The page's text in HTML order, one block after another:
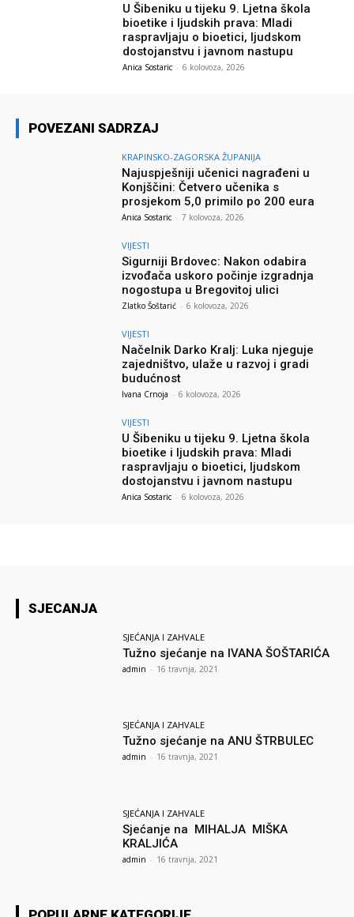
U Šibeniku u tijeku 9. Ljetna škola
bioetike i ljudskih prava: Mladi
raspravljaju o bioetici, ljudskom
dostojanstvu i javnom nastupu
Anica Sostaric - 6 kolovoza, 2026
POVEZANI SADRZAJ
KRAPINSKO-ZAGORSKA ŽUPANIJA
Najuspješniji učenici nagrađeni u
Konjščini: Četvero učenika s
prosjekom 5,0 primilo po 200 eura
Anica Sostaric - 7 kolovoza, 2026
VIJESTI
Sigurniji Brdovec: Nakon odabira
izvođača uskoro počinje izgradnja
nogostupa u Bregovitoj ulici
Zlatko Šoštarić - 6 kolovoza, 2026
VIJESTI
Načelnik Darko Kralj: Luka njeguje
zajedništvo, ulaže u razvoj i gradi
budućnost
Ivana Crnoja - 6 kolovoza, 2026
VIJESTI
U Šibeniku u tijeku 9. Ljetna škola
bioetike i ljudskih prava: Mladi
raspravljaju o bioetici, ljudskom
dostojanstvu i javnom nastupu
Anica Sostaric - 6 kolovoza, 2026
SJECANJA
SJEĆANJA I ZAHVALE
Tužno sjećanje na IVANA ŠOŠTARIĆA
admin - 16 travnja, 2021
SJEĆANJA I ZAHVALE
Tužno sjećanje na ANU ŠTRBULEC
admin - 16 travnja, 2021
SJEĆANJA I ZAHVALE
Sjećanje na MIHALJA MIŠKA
KRALJIĆA
admin - 16 travnja, 2021